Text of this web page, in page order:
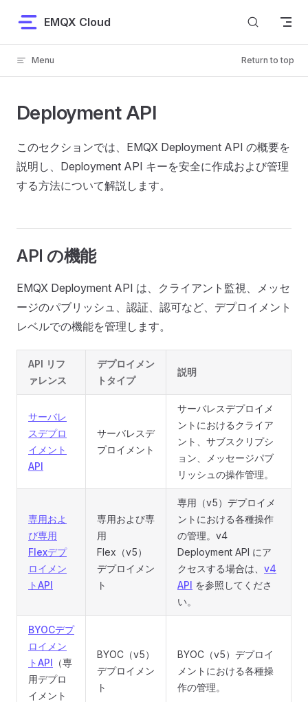
Skip to content
EMQX Cloud
Menu Return to top
Deployment API
このセクションでは、EMQX Deployment API の概要を
説明し、Deployment API キーを安全に作成および管理
する方法について解説します。
API の機能
EMQX Deployment API は、クライアント監視、メッセ
ージのパブリッシュ、認証、認可など、デプロイメント
レベルでの機能を管理します。
API リフ
ァレンス
デプロイメン
トタイプ
説明
サーバレ
スデプロ
イメント
API
サーバレスデ
プロイメント
サーバレスデプロイメ
ントにおけるクライア
ント、サブスクリプシ
ョン、メッセージパブ
リッシュの操作管理。
専用およ
び専用
Flexデプ
ロイメン
トAPI
専用および専
用
Flex（v5）
デプロイメン
ト
専用（v5）デプロイメ
ントにおける各種操作
の管理。v4
Deployment API にア
クセスする場合は、 v4
API を参照してくださ
い。
BYOCデプ
ロイメン
トAPI （専
用デプロ
イメント
BYOC（v5）
デプロイメン
ト
BYOC（v5）デプロイ
メントにおける各種操
作の管理。